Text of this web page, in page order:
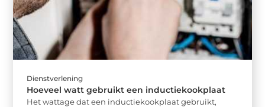
Dienstverlening
Hoeveel watt gebruikt een inductiekookplaat
Het wattage dat een inductiekookplaat gebruikt,